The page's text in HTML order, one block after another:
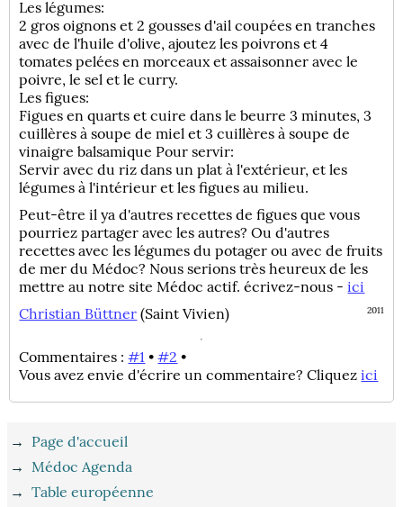
Les légumes:
2 gros oignons et 2 gousses d'ail coupées en tranches
avec de l'huile d'olive, ajoutez les poivrons et 4
tomates pelées en morceaux et assaisonner avec le
poivre, le sel et le curry.
Les figues:
Figues en quarts et cuire dans le beurre 3 minutes, 3
cuillères à soupe de miel et 3 cuillères à soupe de
vinaigre balsamique Pour servir:
Servir avec du riz dans un plat à l'extérieur, et les
légumes à l'intérieur et les figues au milieu.
Peut-être il ya d'autres recettes de figues que vous
pourriez partager avec les autres? Ou d'autres
recettes avec les légumes du potager ou avec de fruits
de mer du Médoc? Nous serions très heureux de les
mettre au notre site Médoc actif. écrivez-nous -ici
2011
Christian Büttner (Saint Vivien)
Commentaires :#1 •#2 •
Vous avez envie d'écrire un commentaire? Cliquezici
→ Page d'accueil
→Médoc Agenda
→Table européenne